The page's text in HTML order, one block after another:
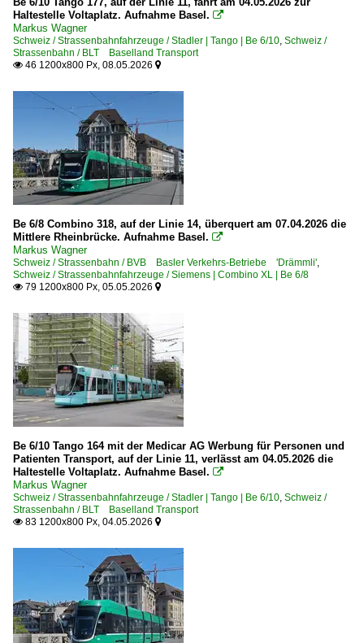
Haltestelle Voltaplatz. Aufnahme Basel. 
Markus Wagner
Schweiz / Strassenbahnfahrzeuge / Stadler | Tango | Be 6/10, Schweiz /
Strassenbahn / BLT Baselland Transport
 46 1200x800 Px, 08.05.2026 
Be 6/8 Combino 318, auf der Linie 14, überquert am 07.04.2026 die
Mittlere Rheinbrücke. Aufnahme Basel. 
Markus Wagner
Schweiz / Strassenbahn / BVB Basler Verkehrs-Betriebe 'Drämmli',
Schweiz / Strassenbahnfahrzeuge / Siemens | Combino XL | Be 6/8
 79 1200x800 Px, 05.05.2026 
Be 6/10 Tango 164 mit der Medicar AG Werbung für Personen und
Patienten Transport, auf der Linie 11, verlässt am 04.05.2026 die
Haltestelle Voltaplatz. Aufnahme Basel. 
Markus Wagner
Schweiz / Strassenbahnfahrzeuge / Stadler | Tango | Be 6/10, Schweiz /
Strassenbahn / BLT Baselland Transport
 83 1200x800 Px, 04.05.2026 